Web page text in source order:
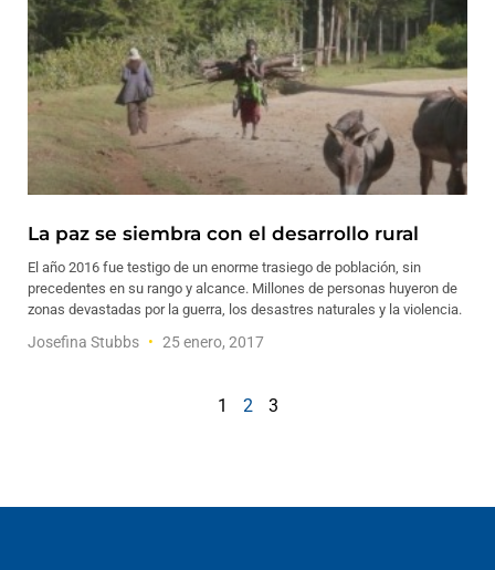
La paz se siembra con el desarrollo rural
El año 2016 fue testigo de un enorme trasiego de población, sin
precedentes en su rango y alcance. Millones de personas huyeron de
zonas devastadas por la guerra, los desastres naturales y la violencia.
Josefina Stubbs 25 enero, 2017
1 2 3